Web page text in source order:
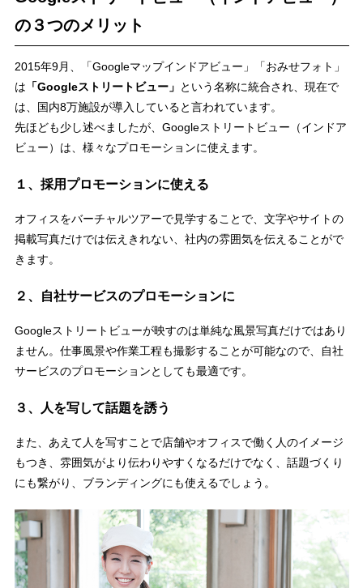
の３つのメリット
2015年9月、「Googleマップインドアビュー」「おみせフォト」
は 「Googleストリートビュー」 という名称に統合され、現在で
は、国内8万施設が導入していると言われています。
先ほども少し述べましたが、Googleストリートビュー（インドア
ビュー）は、様々なプロモーションに使えます。
１、採用プロモーションに使える
オフィスをバーチャルツアーで見学することで、文字やサイトの
掲載写真だけでは伝えきれない、社内の雰囲気を伝えることがで
きます。
２、自社サービスのプロモーションに
Googleストリートビューが映すのは単純な風景写真だけではあり
ません。仕事風景や作業工程も撮影することが可能なので、自社
サービスのプロモーションとしても最適です。
３、人を写して話題を誘う
また、あえて人を写すことで店舗やオフィスで働く人のイメージ
もつき、雰囲気がより伝わりやすくなるだけでなく、話題づくり
にも繋がり、ブランディングにも使えるでしょう。